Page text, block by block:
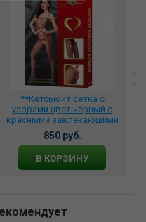
**Кетсьюит сетка с
узорами цвет чёрный с
красными завлекающими
бантами , DJ_1094, DJ_3704
850 руб.
В КОРЗИНУ